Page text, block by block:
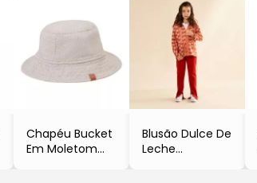
Chapéu Bucket
Em Moletom
Blusão Dulce De
Leche